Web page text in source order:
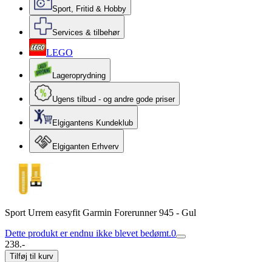
Sport, Fritid & Hobby
Services & tilbehør
LEGO
Lageroprydning
Ugens tilbud - og andre gode priser
Elgigantens Kundeklub
Elgiganten Erhverv
Sport Urrem easyfit Garmin Forerunner 945 - Gul
Dette produkt er endnu ikke blevet bedømt.0
238.-
Tilføj til kurv